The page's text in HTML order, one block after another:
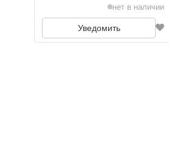
нет в наличии
Уведомить